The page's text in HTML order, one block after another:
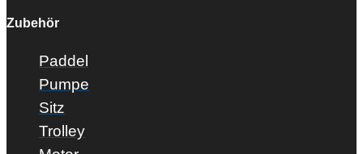
Zubehör
Paddel
Pumpe
Sitz
Trolley